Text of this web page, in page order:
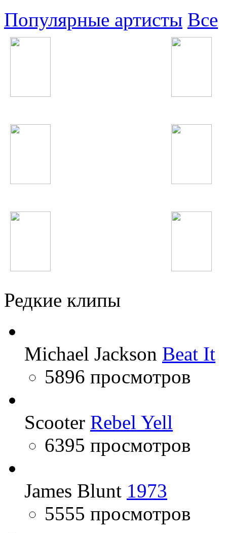
Популярные артисты Все
Редкие клипы
Michael Jackson Beat It
5896 просмотров
Scooter Rebel Yell
6395 просмотров
James Blunt 1973
5555 просмотров